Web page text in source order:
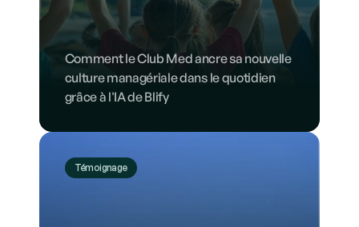
Comment le Club Med ancre sa nouvelle
culture managériale dans le quotidien
grâce à l'IA de Blify
Témoignage